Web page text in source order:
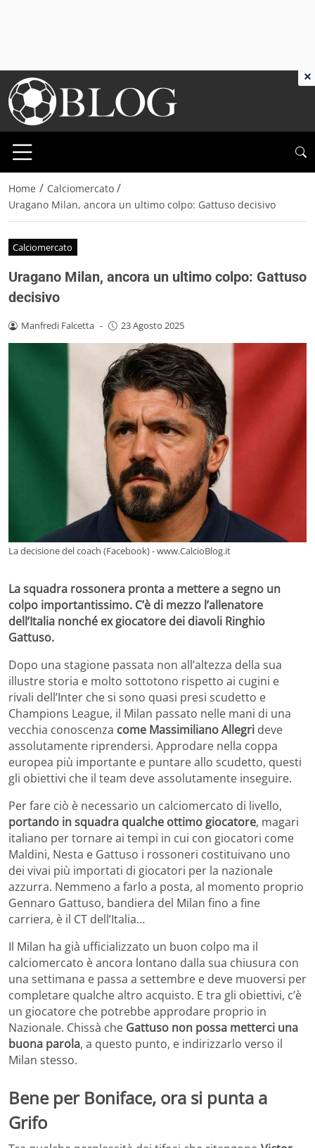
Home / Calciomercato /
Uragano Milan, ancora un ultimo colpo: Gattuso decisivo
Calciomercato
Uragano Milan, ancora un ultimo colpo: Gattuso
decisivo
Manfredi Falcetta - 23 Agosto 2025
La decisione del coach (Facebook) - www.CalcioBlog.it
La squadra rossonera pronta a mettere a segno un
colpo importantissimo. C’è di mezzo l’allenatore
dell’Italia nonché ex giocatore dei diavoli Ringhio
Gattuso.
Dopo una stagione passata non all’altezza della sua
illustre storia e molto sottotono rispetto ai cugini e
rivali dell’Inter che si sono quasi presi scudetto e
Champions League, il Milan passato nelle mani di una
vecchia conoscenza come Massimiliano Allegri deve
assolutamente riprendersi. Approdare nella coppa
europea più importante e puntare allo scudetto, questi
gli obiettivi che il team deve assolutamente inseguire.
Per fare ciò è necessario un calciomercato di livello,
portando in squadra qualche ottimo giocatore, magari
italiano per tornare ai tempi in cui con giocatori come
Maldini, Nesta e Gattuso i rossoneri costituivano uno
dei vivai più importati di giocatori per la nazionale
azzurra. Nemmeno a farlo a posta, al momento proprio
Gennaro Gattuso, bandiera del Milan fino a fine
carriera, è il CT dell’Italia…
Il Milan ha già ufficializzato un buon colpo ma il
calciomercato è ancora lontano dalla sua chiusura con
una settimana e passa a settembre e deve muoversi per
completare qualche altro acquisto. E tra gli obiettivi, c’è
un giocatore che potrebbe approdare proprio in
Nazionale. Chissà che Gattuso non possa metterci una
buona parola, a questo punto, e indirizzarlo verso il
Milan stesso.
Bene per Boniface, ora si punta a
Grifo
×